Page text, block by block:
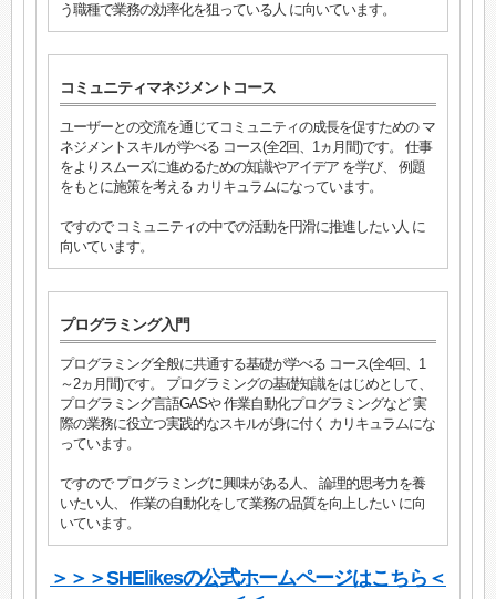
う職種で業務の効率化を狙っている人 に向いています。
コミュニティマネジメントコース
ユーザーとの交流を通じてコミュニティの成長を促すための マ
ネジメントスキルが学べる コース(全2回、1ヵ月間)です。 仕事
をよりスムーズに進めるための知識やアイデア を学び、 例題
をもとに施策を考える カリキュラムになっています。
ですので コミュニティの中での活動を円滑に推進したい人 に
向いています。
プログラミング入門
プログラミング全般に共通する基礎が学べる コース(全4回、1
～2ヵ月間)です。 プログラミングの基礎知識をはじめとして、
プログラミング言語GASや 作業自動化プログラミングなど 実
際の業務に役立つ実践的なスキルが身に付く カリキュラムにな
っています。
ですので プログラミングに興味がある人、 論理的思考力を養
いたい人、 作業の自動化をして業務の品質を向上したい に向
いています。
＞＞＞SHElikesの公式ホームページはこちら＜